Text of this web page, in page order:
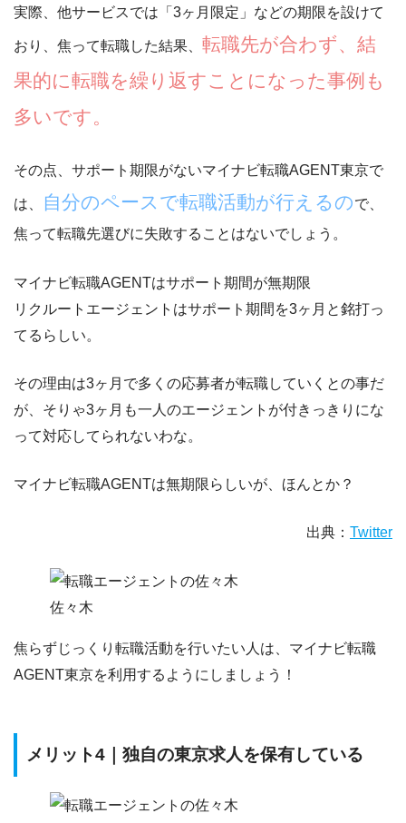
実際、他サービスでは「3ヶ月限定」などの期限を設けて
おり、焦って転職した結果、 転職先が合わず、結
果的に転職を繰り返すことになった事例も
多いです。
その点、サポート期限がないマイナビ転職AGENT東京で
は、 自分のペースで転職活動が行えるので、
焦って転職先選びに失敗することはないでしょう。
マイナビ転職AGENTはサポート期間が無期限
リクルートエージェントはサポート期間を3ヶ月と銘打っ
てるらしい。
その理由は3ヶ月で多くの応募者が転職していくとの事だ
が、そりゃ3ヶ月も一人のエージェントが付きっきりにな
って対応してられないわな。
マイナビ転職AGENTは無期限らしいが 、ほんとか？
出典： Twitter
佐々木
焦らずじっくり転職活動を行いたい人は、マイナビ転職
AGENT東京を利用するようにしましょう！
メリット4｜独自の東京求人を保有している